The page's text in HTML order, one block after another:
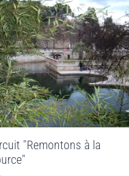
"Remontons à la